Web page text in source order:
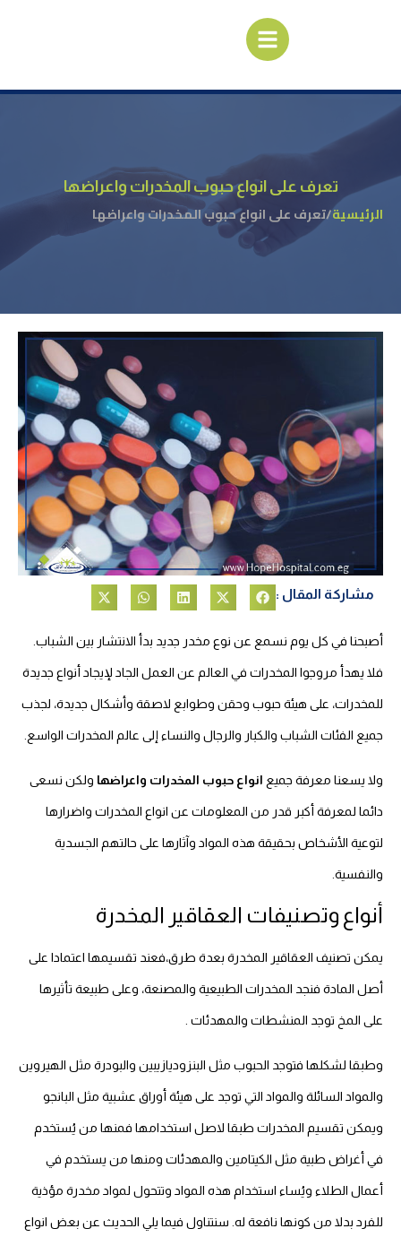
تعرف على انواع حبوب المخدرات واعراضها
الرئيسية/تعرف على انواع حبوب المخدرات واعراضها
مشاركة المقال :
أصبحنا في كل يوم نسمع عن نوع مخدر جديد بدأ الانتشار بين الشباب.
فلا يهدأ مروجوا المخدرات في العالم عن العمل الجاد لإيجاد أنواع جديدة
للمخدرات، على هيئة حبوب وحقن وطوابع لاصقة وأشكال جديدة، لجذب
جميع الفئات الشباب والكبار والرجال والنساء إلى عالم المخدرات الواسع.
ولا يسعنا معرفة جميع انواع حبوب المخدرات واعراضها ولكن نسعى
دائما لمعرفة أكبر قدر من المعلومات عن انواع المخدرات واضرارها
لتوعية الأشخاص بحقيقة هذه المواد وآثارها على حالتهم الجسدية
والنفسية.
أنواع وتصنيفات العقاقير المخدرة
يمكن تصنيف العقاقير المخدرة بعدة طرق،فعند تقسيمها اعتمادا على
أصل المادة فنجد المخدرات الطبيعية والمصنعة، وعلى طبيعة تأثيرها
على المخ توجد المنشطات والمهدئات .
وطبقا لشكلها فتوجد الحبوب مثل البنزوديازيبين والبودرة مثل الهيروين
والمواد السائلة والمواد التي توجد على هيئة أوراق عشبية مثل البانجو
ويمكن تقسيم المخدرات طبقا لاصل استخدامها فمنها من يُستخدم
في أغراض طبية مثل الكيتامين والمهدئات ومنها من يستخدم في
أعمال الطلاء ويُساء استخدام هذه المواد وتتحول لمواد مخدرة مؤذية
للفرد بدلا من كونها نافعة له. سنتناول فيما يلي الحديث عن بعض انواع